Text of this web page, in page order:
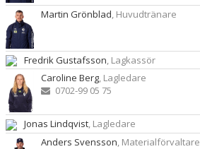
Martin Grönblad , Huvudtränare
Fredrik Gustafsson, Lagkassör
Caroline Berg, Lagledare
0702-99 05 75
Jonas Lindqvist, Lagledare
Anders Svensson, Materialförvaltare